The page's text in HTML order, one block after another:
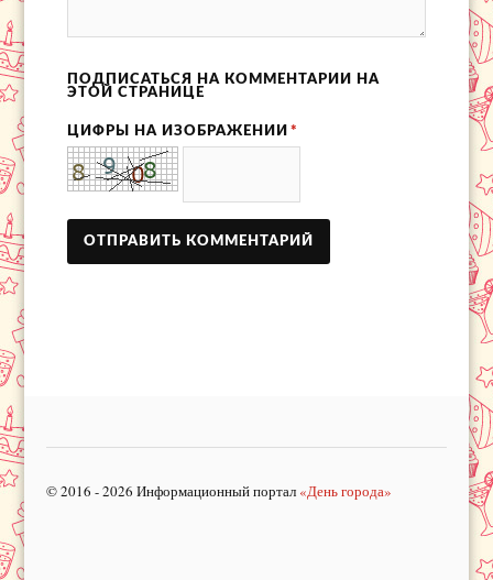
ПОДПИСАТЬСЯ НА КОММЕНТАРИИ НА
ЭТОЙ СТРАНИЦЕ
ЦИФРЫ НА ИЗОБРАЖЕНИИ *
© 2016 - 2026 Информационный портал «День города»